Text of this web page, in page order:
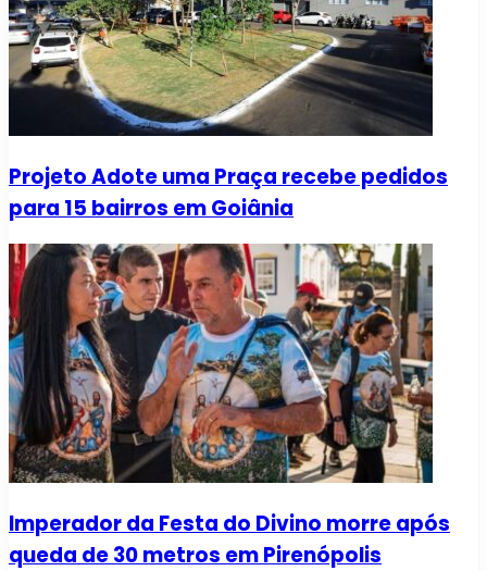
Projeto Adote uma Praça recebe pedidos
para 15 bairros em Goiânia
Imperador da Festa do Divino morre após
queda de 30 metros em Pirenópolis